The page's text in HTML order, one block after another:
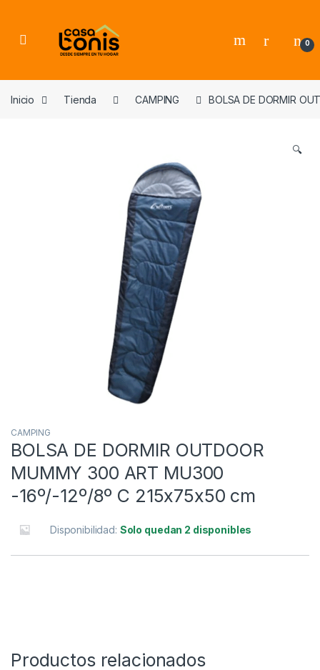
0
Inicio Tienda CAMPING BOLSA DE DORMIR
🔍
CAMPING
BOLSA DE DORMIR OUTDOOR
MUMMY 300 ART MU300
-16º/-12º/8º C 215x75x50 cm
Disponibilidad: Solo quedan 2 disponibles
Productos relacionados